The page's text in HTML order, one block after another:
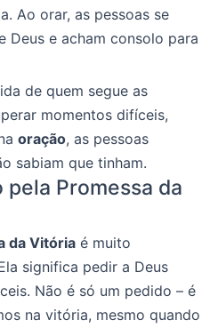
Ao orar, as pessoas se
Deus e acham consolo para
de quem segue as
momentos difíceis,
oração, as pessoas
sabiam que tinham.
pela Promessa da
da Vitória é muito
significa pedir a Deus
Não é só um pedido – é
na vitória, mesmo quando